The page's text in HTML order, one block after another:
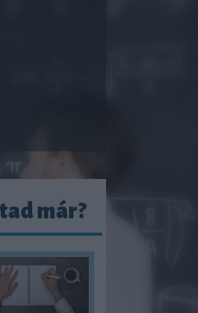
már?